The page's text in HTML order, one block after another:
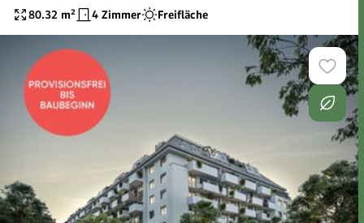
80.32 m² 4 Zimmer Freifläche